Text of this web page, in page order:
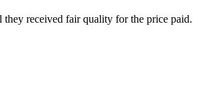
they received fair quality for the price paid.